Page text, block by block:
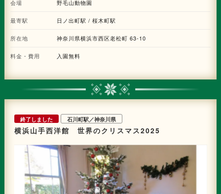
会場 野毛山動物園
最寄駅 日ノ出町駅 / 桜木町駅
所在地 神奈川県横浜市西区老松町 63-10
料金・費用 入園無料
終了しました 石川町駅／神奈川県
横浜山手西洋館 世界のクリスマス2025